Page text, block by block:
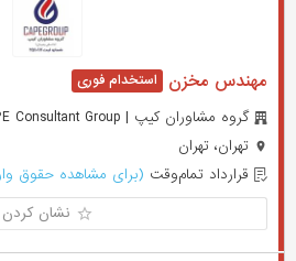
مهندس مخزن
گروه مشاوران کیپ | CAPE Consultant Group
تهران، تهران
قرارداد تمام‌وقت (برای مشاهده حقوق
نشان کردن